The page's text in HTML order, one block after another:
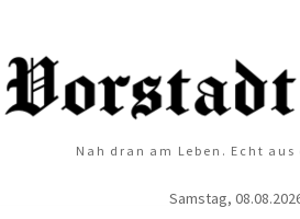
Nah dran am Leben. Echt aus
Samstag,